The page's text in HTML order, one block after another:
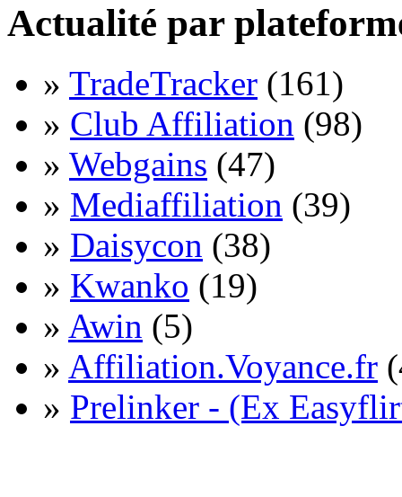
Actualité par
» TradeTracker (161)
» Club Affiliation (98)
» Webgains (47)
» Mediaffiliation (39)
» Daisycon (38)
» Kwanko (19)
» Awin (5)
» Affiliation.Voyance.fr
» Prelinker - (Ex